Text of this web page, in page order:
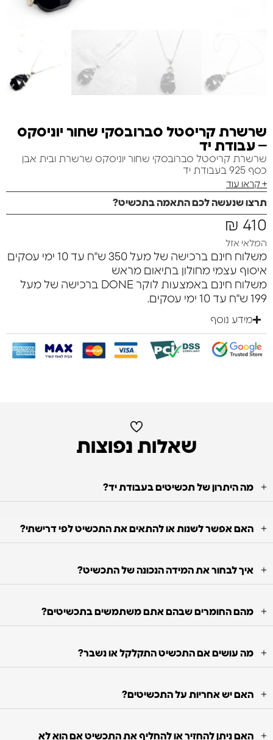
שרשרת קריסטל סברובסקי שחור יוניסקס
– עבודת יד
שרשרת קריסטל סברובסקי שחור יוניסקס שרשרת ובית אבן
כסף 925 בעבודת יד
+ קראו עוד
תרצו שנעשה לכם התאמה בתכשיט?
₪ 410
המלאי אזל
משלוח חינם ברכישה של מעל 350 ש"ח עד 10 ימי עסקים
איסוף עצמי מחולון בתיאום מראש
משלוח חינם באמצעות לוקר DONE ברכישה של מעל
199 ש"ח עד 10 ימי עסקים.
מידע נוסף
שאלות נפוצות
מה היתרון של תכשיטים בעבודת יד?
האם אפשר לשנות או להתאים את התכשיט לפי דרישתי?
איך לבחור את המידה הנכונה של התכשיט?
מהם החומרים שבהם אתם משתמשים בתכשיטים?
מה עושים אם התכשיט התקלקל או נשבר?
האם יש אחריות על התכשיטים?
האם ניתן להחזיר או להחליף את התכשיט אם הוא לא